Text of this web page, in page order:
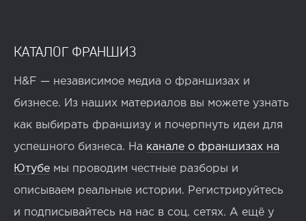
КАТАЛОГ ФРАНШИЗ
H&F — независимое медиа о франшизах и
бизнесе. Из наших материалов вы можете узнать
как выбирать франшизу и почерпнуть идеи для
успешного бизнеса. На канале о франшизах на
Ютубе мы проводим честные разборы и
описываем реальные истории. Регистрируйтесь
и подписывайтесь на нас в соц. сетях. А ещё у